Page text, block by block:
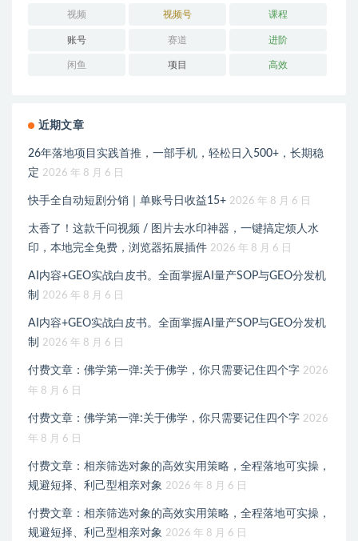
视频 视频号 课程
账号 赛道 进阶
闲鱼 项目 高效
近期文章
26年落地项目实践首推，一部手机，轻松日入500+，长期稳
定 2026 年 8 月 6 日
快手全自动短剧分销｜单账号日收益15+ 2026 年 8 月 6 日
太香了！这款千问视频 / 图片去水印神器，一键搞定烦人水
印，本地完全免费，浏览器拓展插件 2026 年 8 月 6 日
AI内容+GEO实战白皮书。全面掌握AI量产SOP与GEO分发机
制
2026 年 8 月 6 日
AI内容+GEO实战白皮书。全面掌握AI量产SOP与GEO分发机
制
2026 年 8 月 6 日
付费文章：佛学第一弹:关于佛学，你只需要记住四个字 2026
年 8 月 6 日
付费文章：佛学第一弹:关于佛学，你只需要记住四个字 2026
年 8 月 6 日
付费文章：相亲筛选对象的高效实用策略，全程落地可实操，
规避短择、利己型相亲对象 2026 年 8 月 6 日
付费文章：相亲筛选对象的高效实用策略，全程落地可实操，
规避短择、利己型相亲对象 2026 年 8 月 6 日